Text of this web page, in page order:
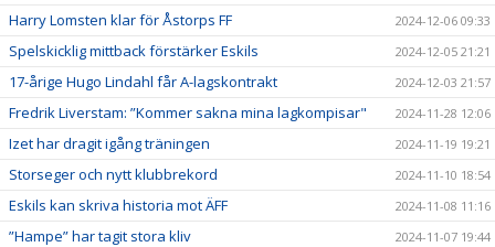
Harry Lomsten klar för Åstorps FF 2024-12-06 09:33
Spelskicklig mittback förstärker Eskils 2024-12-05 21:21
17-årige Hugo Lindahl får A-lagskontrakt 2024-12-03 21:57
Fredrik Liverstam: ”Kommer sakna mina lagkompisar" 2024-11-28 12:06
Izet har dragit igång träningen 2024-11-19 19:21
Storseger och nytt klubbrekord 2024-11-10 18:54
Eskils kan skriva historia mot ÄFF 2024-11-08 11:16
”Hampe” har tagit stora kliv 2024-11-07 19:44